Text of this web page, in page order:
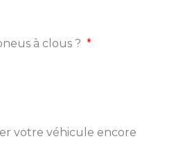
à clous ?
votre véhicule encore